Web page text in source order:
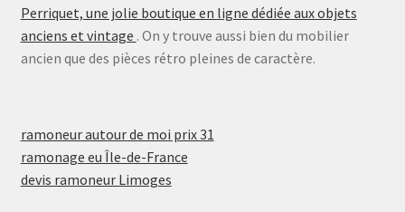
Perriquet, une jolie boutique en ligne dédiée aux objets
anciens et vintage . On y trouve aussi bien du mobilier
ancien que des pièces rétro pleines de caractère.
ramoneur autour de moi prix 31
ramonage eu Île-de-France
devis ramoneur Limoges